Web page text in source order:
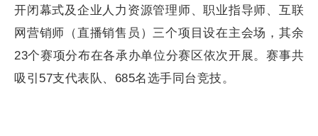
开闭幕式及企业人力资源管理师、职业指导师、互联
网营销师（直播销售员）三个项目设在主会场，其余
23个赛项分布在各承办单位分赛区依次开展。赛事共
吸引57支代表队、685名选手同台竞技。